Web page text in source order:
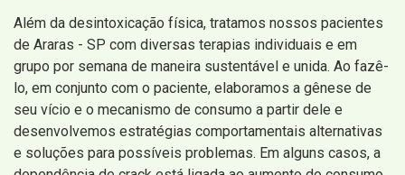
Além da desintoxicação física, tratamos nossos pacientes
de Araras - SP com diversas terapias individuais e em
grupo por semana de maneira sustentável e unida. Ao fazê-
lo, em conjunto com o paciente, elaboramos a gênese de
seu vício e o mecanismo de consumo a partir dele e
desenvolvemos estratégias comportamentais alternativas
e soluções para possíveis problemas. Em alguns casos, a